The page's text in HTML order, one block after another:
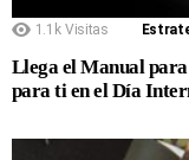
1.1k Visitas
Llega el Manual
para ti en el Día